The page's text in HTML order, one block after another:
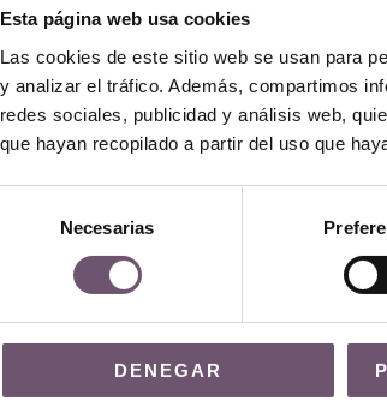
Esta página web usa cookies
Las cookies de este sitio web se usan para
y analizar el tráfico. Además, compartimos
redes sociales, publicidad y análisis web,
que hayan recopilado a partir del uso que
Necesarias
DENEGAR
Mod. MC40